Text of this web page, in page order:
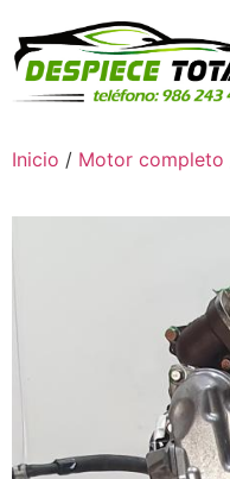
Inicio / Motor completo